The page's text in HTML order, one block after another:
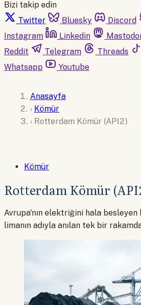
Bizi takip edin
Twitter
Bluesky Discord
Instagram
Linkedin
Reddit
Telegram Threads
Whatsapp
Youtube
Anasayfa
› Kömür
› Rotterdam Kömür (API2)
Kömür
Rotterdam Kömür
Avrupa'nın elektriğini hala besleyen
limanın adıyla anılan tek bir